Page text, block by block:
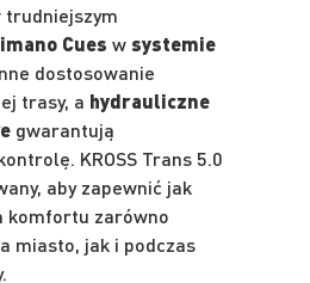
trudniejszym
Cues wsystemie
dostosowanie
trasy, a hydrauliczne
gwarantują
KROSS Trans 5.0
aby zapewnić jak
komfortu zarówno
miasto, jak i podczas